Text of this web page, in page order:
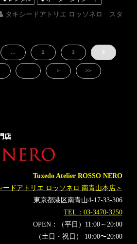
ロッソネロ 人気 購入 名古屋
横浜 ROSSONERO
タキシードレンタル東京
タキシードアトリエ ロッソネロ スタ
2 3 4
> >>
Tuxedo Atelier ROSSO NERO
ードアトリエ ロッソネロ 南青山本店＞
東京都港区南青山4-17-33-306
TEL：03-3470-3250
OPEN：（平日）11:00～20:00
（土日・祝日） 10:00〜20:00